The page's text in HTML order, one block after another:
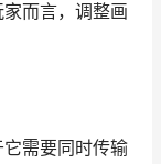
而言，调整画
需要同时传输